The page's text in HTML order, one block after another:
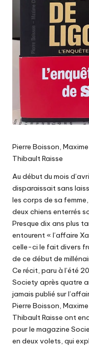
Pierre Boisson,
Thibault Raisse
Au début du mois
disparaissait sans
les corps de sa
deux chiens enterrés
Presque dix ans plus
entourent « l’affaire
celle-ci le fait divers
de ce début de
Ce récit, paru à l’été
Society après quatre
jamais publié sur
Pierre Boisson,
Thibault Raisse ont
pour le magazine
en deux volets, qui